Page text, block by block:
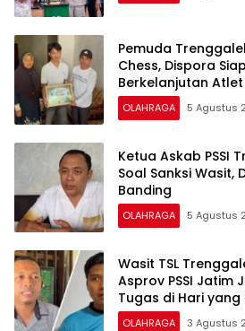
Pemuda
Chess, Dispora
Berkelanjutan
OLAHRAGA 5 Agustus
Ketua Askab PSSI
Soal Sanksi Wasit,
Banding
OLAHRAGA 5 Agustus
Wasit TSL
Asprov PSSI Jatim
Tugas di Hari yang
OLAHRAGA 3 Agustus